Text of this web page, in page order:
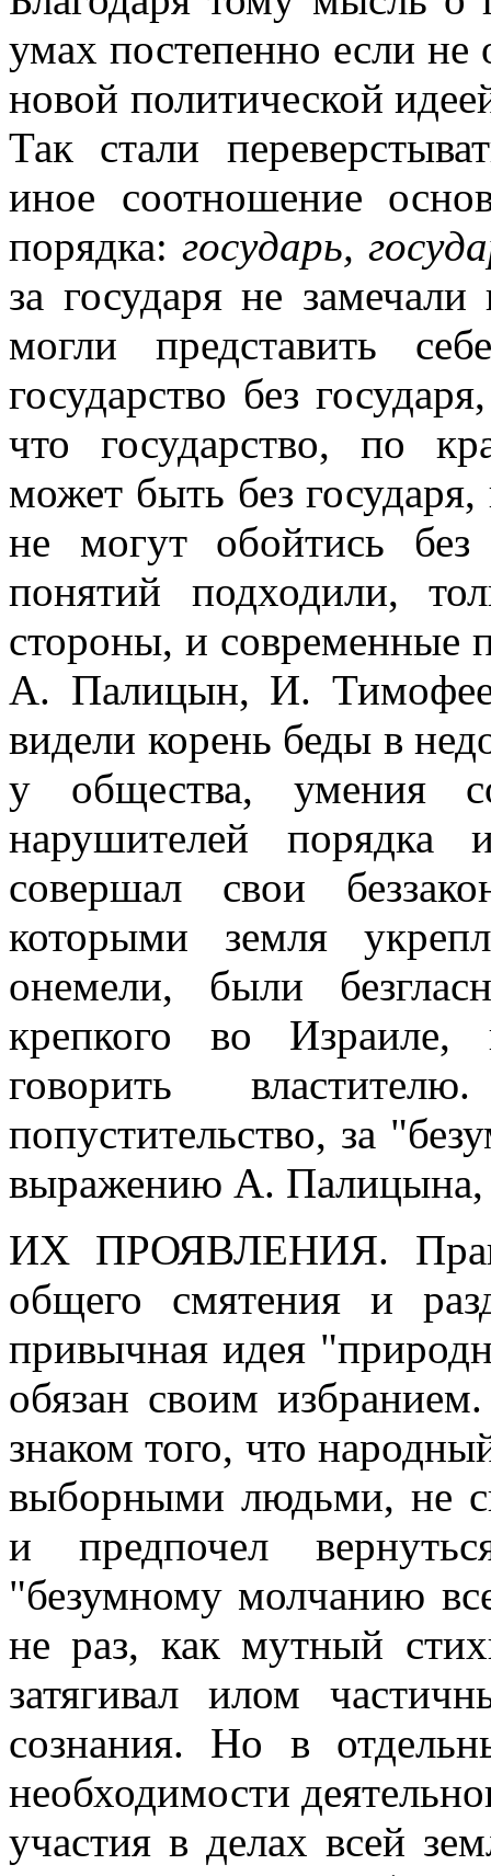
умах постепенно если не
новой политической
Так стали
иное соотношение
порядка:государь,
за государя не
могли представить
государство без
что государство, по
может быть без
не могут обойтись
понятий подходили,
стороны, и современные
А. Палицын, И.
видели корень беды в
у общества, умения
нарушителей
совершал свои
которыми земля
онемели, были
крепкого во Израиле,
говорить
попустительство, за
выражению А. Палицына,
ИХ ПРОЯВЛЕНИЯ.
общего смятения и
привычная идея
обязан своим
знаком того, что
выборными людьми, не
и предпочел
"безумному молчанию
не раз, как мутный
затягивал илом
сознания. Но в
необходимости
участия в делах всей